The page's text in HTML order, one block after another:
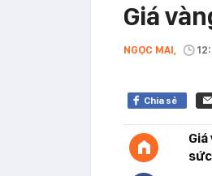
Giá
NGỌC MAI,
Chia sẻ